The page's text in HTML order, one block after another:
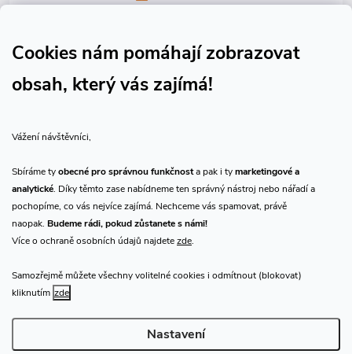
Cookies nám pomáhají zobrazovat
obsah, který vás zajímá!
Vážení návštěvníci,
Sbíráme tyobecné pro správnou funkčnosta pak i tymarketingové a
analytické. Díky těmto zase nabídneme ten správný nástroj nebo nářadí a
pochopíme, co vás nejvíce zajímá. Nechceme vás spamovat, právě
naopak. Budeme rádi, pokud zůstanete s námi!
Více o ochraně osobních údajů najdetezde.
Samozřejmě můžete všechny volitelné cookies i odmítnout (blokovat)
kliknutím zde
Nastavení
Sledujte náš vlog CHN_CZ
Přijímáme online platby
Copyright 2026CHN.cz. Všechna práva vyhrazena.Upravit nastavení